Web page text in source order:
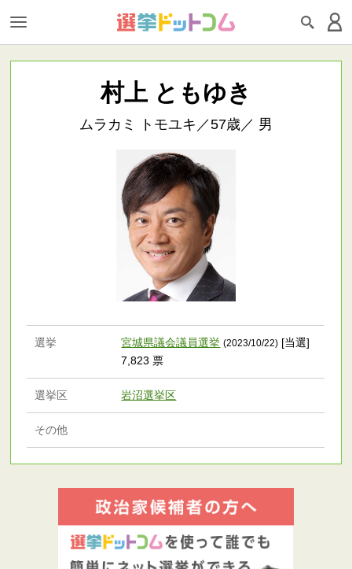
村上 ともゆき
ムラカミ トモユキ／57歳／ 男
選挙 宮城県議会議員選挙 (2023/10/22) [当選]
7,823 票
選挙区 岩沼選挙区
その他